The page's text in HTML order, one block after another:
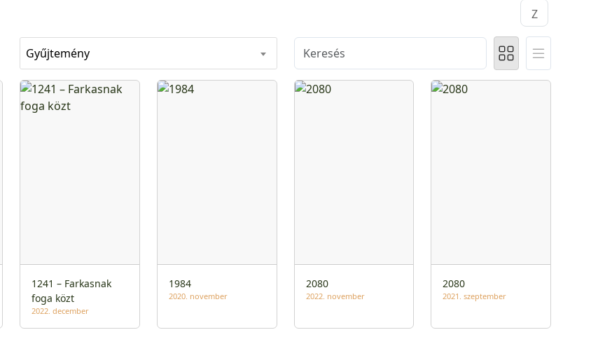
Z
Gyűjtemény
1241 – Farkasnak
foga közt
2022. december
1984
2020. november
2080
2022. november
2080
2021. szeptember